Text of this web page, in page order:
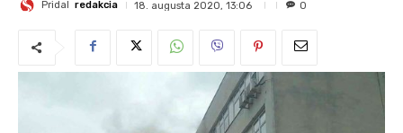
Pridal redakcia 18. augusta 2020, 13:06 0